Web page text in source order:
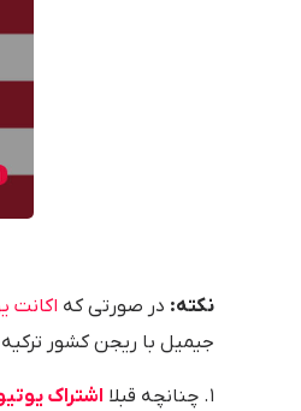
نکته: در صورتی که اکانت
جیمیل با ریجن کشور
۱. چنانچه قبلا اشتراک